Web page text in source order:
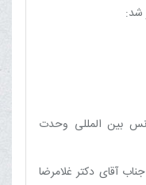
بین المللی وحدت
آقای دکتر غلامرضا